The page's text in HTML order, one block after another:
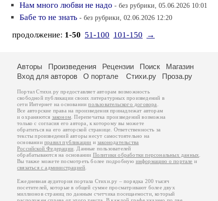
Нам много любви не надо - без рубрики, 05.06.2026 10:01
Бабе то не знать - без рубрики, 02.06.2026 12:20
продолжение: 1-50 51-100 101-150 →
Авторы Произведения Рецензии Поиск
Магазин
Вход для авторов
О портале Стихи.ру Проза.ру
Портал Стихи.ру предоставляет авторам возможность
свободной публикации своих литературных произведений в
сети Интернет на основаниипользовательского договора
Все авторские права на произведения принадлежат авторам
и охраняются законом . Перепечатка произведений возможна
только с согласия его автора, к которому вы можете
обратиться на его авторской странице. Ответственность за
тексты произведений авторы несут самостоятельно на
основанииправил публикации изаконодательства
Российской Федерации . Данные пользователей
обрабатываются на основании Политики обработки персональных данных
Вы также можете посмотреть более подробную информацию о портале и
связаться с администрацией
Ежедневная аудитория портала Стихи.ру – порядка 200 тысяч
посетителей, которые в общей сумме просматривают более двух
миллионов страниц по данным счетчика посещаемости, который